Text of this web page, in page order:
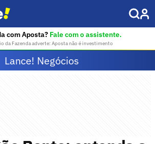
com Aposta? Fale com o assistente.
da Fazenda adverte: Aposta não é investimento
Lance! Negócios